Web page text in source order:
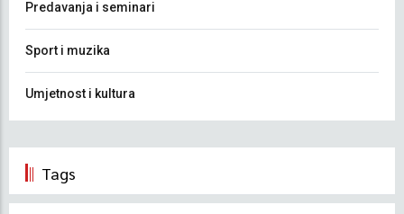
Predavanja i seminari
Sport i muzika
Umjetnost i kultura
Tags